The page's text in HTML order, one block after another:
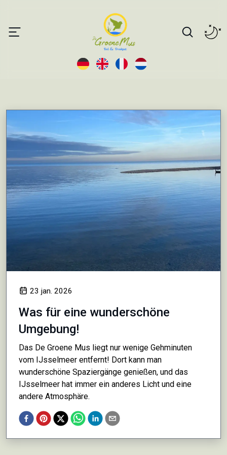
23 jan. 2026
Was für eine wunderschöne
Umgebung!
Das De Groene Mus liegt nur wenige Gehminuten
vom IJsselmeer entfernt! Dort kann man
wunderschöne Spaziergänge genießen, und das
IJsselmeer hat immer ein anderes Licht und eine
andere Atmosphäre.